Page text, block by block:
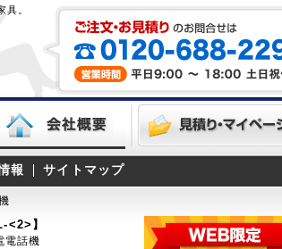
具。
報 サイトマップ
<2>】
電話機